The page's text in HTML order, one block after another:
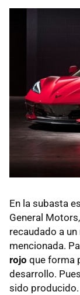
En la subasta
General
recaudado a
mencionada.
rojo que forma
desarrollo.
sido producido.